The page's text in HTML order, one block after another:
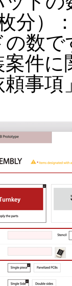
分）
の数で
案件
事